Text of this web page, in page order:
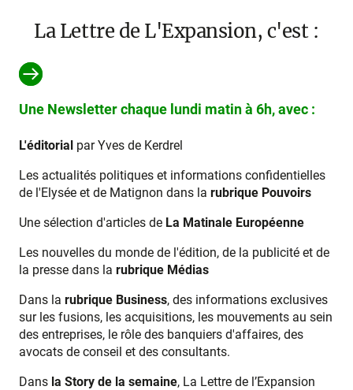
La Lettre de L'Expansion, c'est :
Une Newsletter chaque lundi matin à 6h, avec :
L'éditorial par Yves de Kerdrel
Les actualités politiques et informations confidentielles
de l'Elysée et de Matignon dans la rubrique Pouvoirs
Une sélection d'articles de La Matinale Européenne
Les nouvelles du monde de l'édition, de la publicité et de
la presse dans la rubrique Médias
Dans la rubrique Business, des informations exclusives
sur les fusions, les acquisitions, les mouvements au sein
des entreprises, le rôle des banquiers d'affaires, des
avocats de conseil et des consultants.
Dans la Story de la semaine, La Lettre de l’Expansion